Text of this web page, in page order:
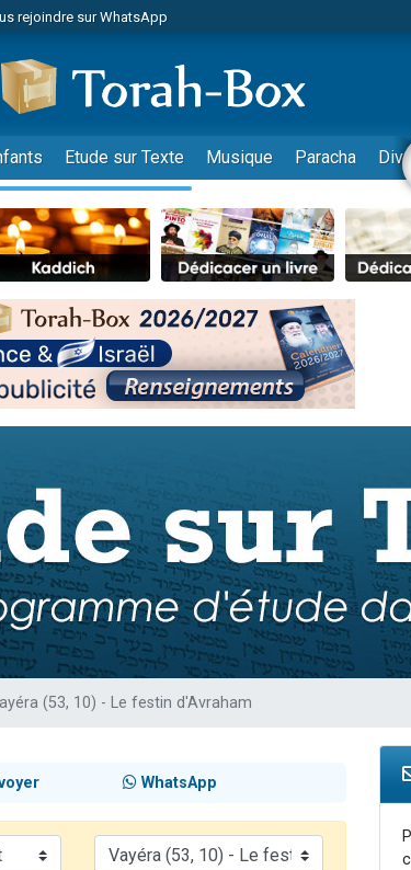
rejoindre sur WhatsApp
faire un don pour 1 Journée de Vacances Pour les Enfants
une bénédiction
rejoindre sur WhatsApp
en groupe sur Zoom
faire un don pour Diane, 80 ans, dans un appartement insalubre
rejoindre sur WhatsApp
rejoindre sur WhatsApp
faire un don pour 5 jours de vacances aux Orphelins
une bénédiction
en groupe sur Zoom
Torah-Box Music
rejoindre sur WhatsApp
rejoindre sur WhatsApp
rejoindre sur WhatsApp
Etude sur Texte Musique Paracha
(53, 10) - Le festin d'Avraham
WhatsApp